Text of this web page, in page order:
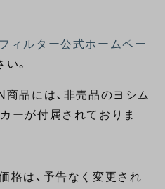
ィルター公式ホームペー
。
商品には、非売品のヨシム
ーが付属されておりま
格は、予告なく変更され